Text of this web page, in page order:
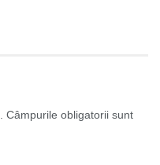
Câmpurile obligatorii sunt